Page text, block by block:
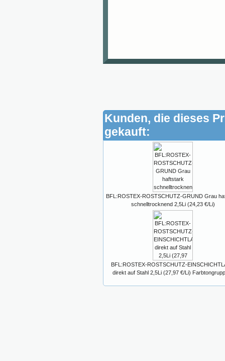
Kunden, die dieses
gekauft:
BFL:ROSTEX-ROSTSCHUTZ-GRUND Grau
schnelltrocknend 2,5Li (24,23 €/Li)
BFL:ROSTEX-ROSTSCHUTZ-
direkt auf Stahl 2,5Li (27,97 €/Li)